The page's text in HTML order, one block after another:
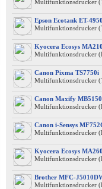
Multifunktionsdrucker
Epson Ecotank ET-4950
Multifunktionsdrucker
Kyocera Ecosys
Multifunktionsdrucker
Canon Pixma TS7750i
Multifunktionsdrucker
Canon Maxify MB5150
Multifunktionsdrucker
Canon i-Sensys
Multifunktionsdrucker
Kyocera Ecosys
Multifunktionsdrucker
Brother MFC-
Multifunktionsdrucker